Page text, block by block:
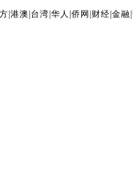
|港澳 台湾 |华人 |侨网 财经 |金融 |